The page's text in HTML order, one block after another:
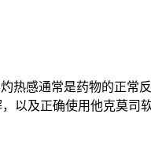
热感通常是药物的正常
以及正确使用他克莫司